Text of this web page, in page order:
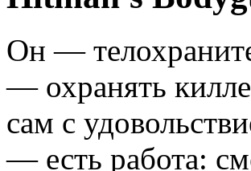
Он —
— охранять
сам с
— есть работа: